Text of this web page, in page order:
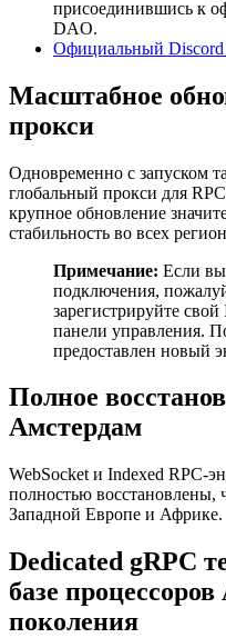
присоединившись к
DAO.
Официальный Discord
Масштабное
прокси
Одновременно с запуском
глобальный прокси для
крупное обновление
стабильность во всех
Примечание: Если вы
подключения,
зарегистрируйте
панели управления.
предоставлен новый
Полное
Амстердам
WebSocket и Indexed RPC-
полностью восстановлены,
Западной Европе и Африке.
Dedicated gRPC
базе
поколения